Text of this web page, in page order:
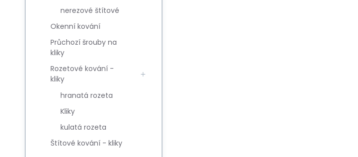
nerezové štítové
Okenní kování
Průchozí šrouby na
kliky
Rozetové kování -
kliky
hranatá rozeta
Kliky
kulatá rozeta
Štítové kování - kliky